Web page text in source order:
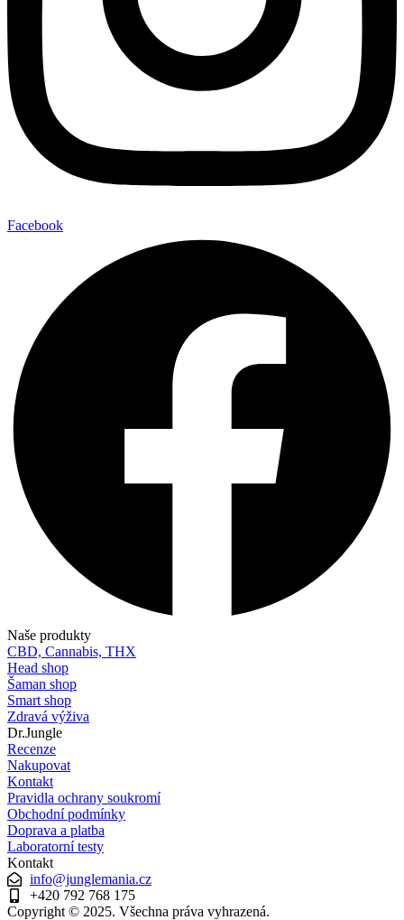
Facebook
Naše produkty
CBD, Cannabis, THX
Head shop
Šaman shop
Smart shop
Zdravá výživa
Dr.Jungle
Recenze
Nakupovat
Kontakt
Pravidla ochrany soukromí
Obchodní podmínky
Doprava a platba
Laboratorní testy
Kontakt
info@junglemania.cz
+420 792 768 175
Copyright © 2025. Všechna práva vyhrazená.